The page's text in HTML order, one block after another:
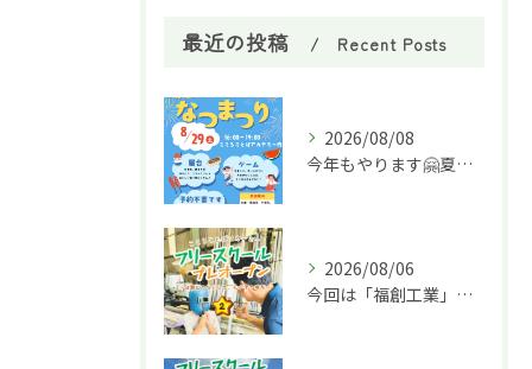
最近の投稿 Recent Posts
2026/08/08
今年もやります🤗夏祭り🌈
2026/08/06
今回は「福創工業」様へ企業訪問に行ってきました！🏭✨